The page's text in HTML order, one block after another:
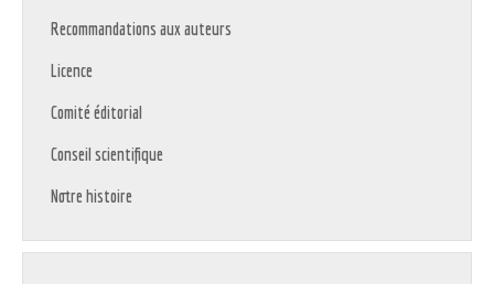
Recommandations aux auteurs
Licence
Comité éditorial
Conseil scientifique
Notre histoire